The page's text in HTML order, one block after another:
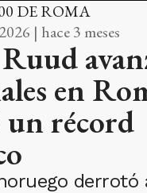
DE ROMA
| hace 3 meses
en
un récord
derrotó